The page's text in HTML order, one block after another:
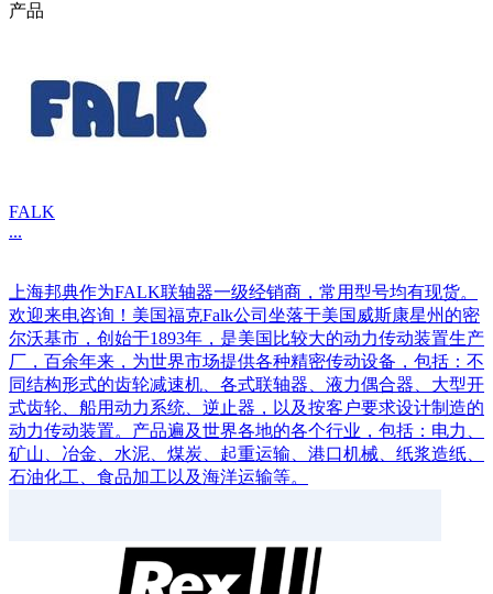
产品
FALK
...
上海邦典作为FALK联轴器一级经销商，常用型号均有现货。
欢迎来电咨询！美国福克Falk公司坐落于美国威斯康星州的密
尔沃基市，创始于1893年，是美国比较大的动力传动装置生产
厂，百余年来，为世界市场提供各种精密传动设备，包括：不
同结构形式的齿轮减速机、各式联轴器、液力偶合器、大型开
式齿轮、船用动力系统、逆止器，以及按客户要求设计制造的
动力传动装置。产品遍及世界各地的各个行业，包括：电力、
矿山、冶金、水泥、煤炭、起重运输、港口机械、纸浆造纸、
石油化工、食品加工以及海洋运输等。